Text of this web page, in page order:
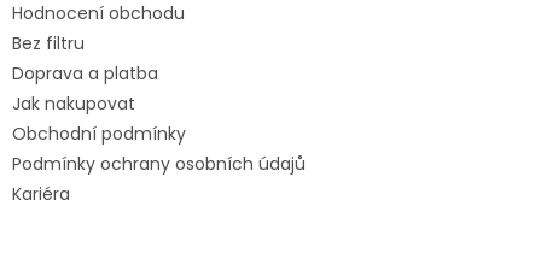
Hodnocení obchodu
Bez filtru
Doprava a platba
Jak nakupovat
Obchodní podmínky
Podmínky ochrany osobních údajů
Kariéra